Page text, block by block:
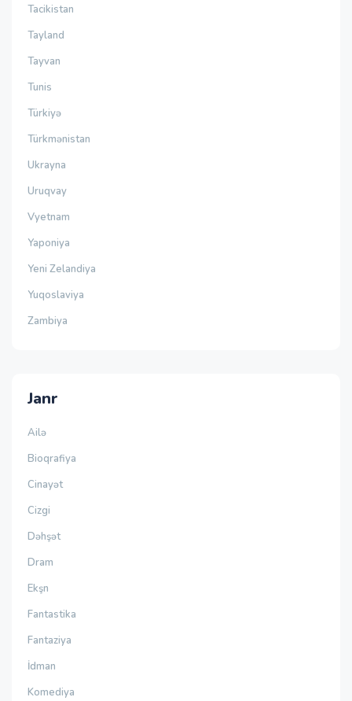
Tacikistan
Tayland
Tayvan
Tunis
Türkiyə
Türkmənistan
Ukrayna
Uruqvay
Vyetnam
Yaponiya
Yeni Zelandiya
Yuqoslaviya
Zambiya
Janr
Ailə
Bioqrafiya
Cinayət
Cizgi
Dəhşət
Dram
Ekşn
Fantastika
Fantaziya
İdman
Komediya